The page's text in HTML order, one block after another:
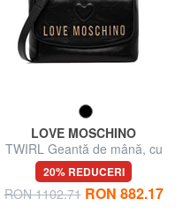
LOVE MOSCHINO
TWIRL Geantă de mână, cu
curea de umăr
20% REDUCERI
RON 1102.71 RON 882.17